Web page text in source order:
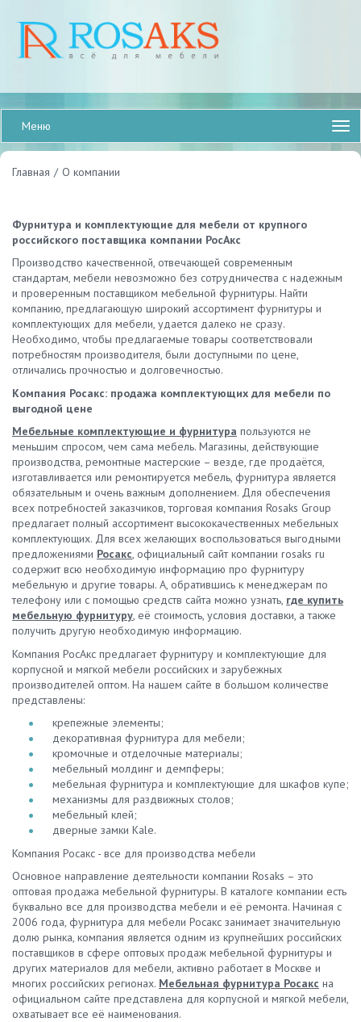
Меню
Главная / О компании
Фурнитура и комплектующие для мебели от крупного
российского поставщика компании РосАкс
Производство качественной, отвечающей современным
стандартам, мебели невозможно без сотрудничества с надежным
и проверенным поставщиком мебельной фурнитуры. Найти
компанию, предлагающую широкий ассортимент фурнитуры и
комплектующих для мебели, удается далеко не сразу.
Необходимо, чтобы предлагаемые товары соответствовали
потребностям производителя, были доступными по цене,
отличались прочностью и долговечностью.
Компания Росакс: продажа комплектующих для мебели по
выгодной цене
Мебельные комплектующие и фурнитура пользуются не
меньшим спросом, чем сама мебель. Магазины, действующие
производства, ремонтные мастерские – везде, где продаётся,
изготавливается или ремонтируется мебель, фурнитура является
обязательным и очень важным дополнением. Для обеспечения
всех потребностей заказчиков, торговая компания Rosaks Group
предлагает полный ассортимент высококачественных мебельных
комплектующих. Для всех желающих воспользоваться выгодными
предложениями Росакс, официальный сайт компании rosaks ru
содержит всю необходимую информацию про фурнитуру
мебельную и другие товары. А, обратившись к менеджерам по
телефону или с помощью средств сайта можно узнать, где купить
мебельную фурнитуру, её стоимость, условия доставки, а также
получить другую необходимую информацию.
Компания РосАкс предлагает фурнитуру и комплектующие для
корпусной и мягкой мебели российских и зарубежных
производителей оптом. На нашем сайте в большом количестве
представлены:
крепежные элементы;
декоративная фурнитура для мебели;
кромочные и отделочные материалы;
мебельный молдинг и демпферы;
мебельная фурнитура и комплектующие для шкафов купе;
механизмы для раздвижных столов;
мебельный клей;
дверные замки Kale.
Компания Росакс - все для производства мебели
Основное направление деятельности компании Rosaks – это
оптовая продажа мебельной фурнитуры. В каталоге компании есть
буквально все для производства мебели и её ремонта. Начиная с
2006 года, фурнитура для мебели Росакс занимает значительную
долю рынка, компания является одним из крупнейших российских
поставщиков в сфере оптовых продаж мебельной фурнитуры и
других материалов для мебели, активно работает в Москве и
многих российских регионах. Мебельная фурнитура Росакс на
официальном сайте представлена для корпусной и мягкой мебели,
охватывает все её наименования.